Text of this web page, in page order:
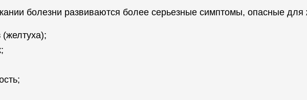
болезни развиваются более серьезные симптомы, опасные для
(желтуха);